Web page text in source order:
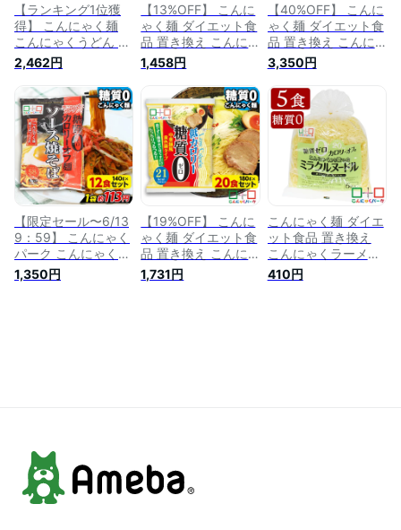
【ランキング1位獲
得】 こんにゃく麺
こんにゃくうどん こ
んにゃくパーク 糖質
0 カロリーオフ麺 う
どんタイプ うどん麺
糖質ゼロ麺 糖質0麺
カロリーオフ麺 低カ
ロリー 蒟蒻 こんに
ゃく 麺 ダイエット
食品 群馬県産 置き
換え ヨコオデイリー
フーズ (140g*5食入
*6袋/30食入)
2,462円
【13%OFF】 こんに
ゃく麺 ダイエット食
品 置き換え こんに
ゃくラーメン こんに
ゃくパーク 糖質0カ
ロリーオフ麺 味噌ラ
ーメン スープ付き
糖質ゼロ麺 糖質0麺
低カロリー 蒟蒻 こ
んにゃく 群馬県産
置き換え ファスティ
ング (140g*12食入)
1,458円
【40%OFF】 こんに
ゃく麺 ダイエット食
品 置き換え こんに
ゃくラーメン こんに
ゃくパーク 糖質0 中
華麺風黄色麺タイプ
糖質ゼロ麺 糖質0麺
カロリーオフ麺 低カ
ロリー 蒟蒻 こんに
ゃく 麺 群馬県産 ダ
イエット ファスティ
ング ヨコオデイリー
フーズ (180g*40食
入)
3,350円
【限定セール〜6/13
9：59】 こんにゃく
パーク こんにゃく麺
糖質0カロリーオフ
麺 ソース焼そば ソ
1,350円
【19%OFF】 こんに
ゃく麺 ダイエット食
品 置き換え こんに
ゃくラーメン こんに
ゃくパーク 糖質0 中
1,731円
こんにゃく麺 ダイエ
ット食品 置き換え
こんにゃくラーメン
こんにゃくパーク 糖
質0 こんにゃくから
410円